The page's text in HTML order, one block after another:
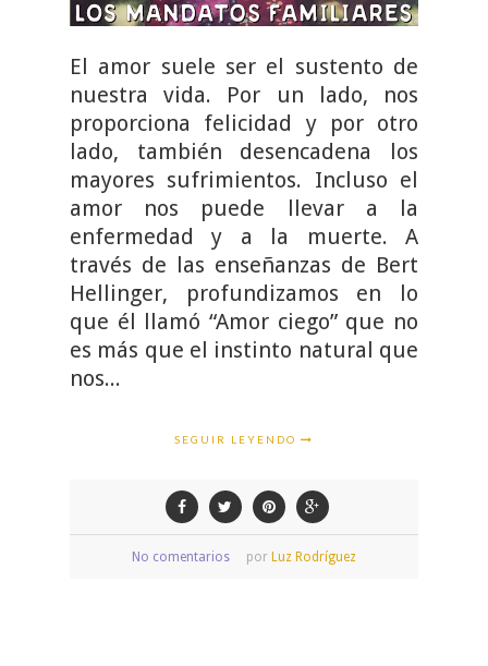
El amor suele ser el sustento de
nuestra vida. Por un lado, nos
proporciona felicidad y por otro
lado, también desencadena los
mayores sufrimientos. Incluso el
amor nos puede llevar a la
enfermedad y a la muerte. A
través de las enseñanzas de Bert
Hellinger, profundizamos en lo
que él llamó “Amor ciego” que no
es más que el instinto natural que
nos...
SEGUIR LEYENDO
No comentarios por Luz Rodríguez